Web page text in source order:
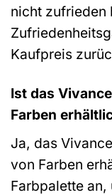
nicht zufrieden
Kaufpreis
Ist das
Farben
Ja, das
von Farben
Farbpalette